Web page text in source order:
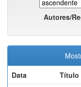
Autores/
Data
Título